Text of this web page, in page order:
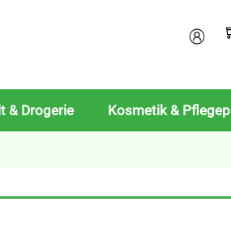
Mein
& Drogerie Kosmetik &